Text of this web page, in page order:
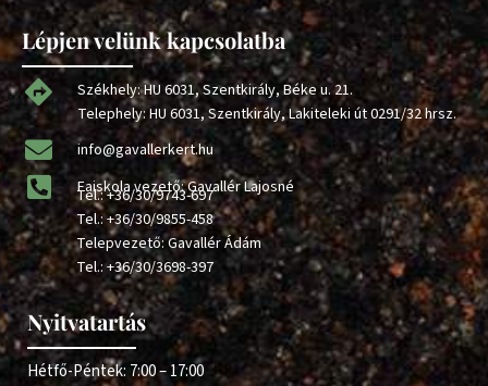
Lépjen velünk kapcsolatba
Székhely: HU 6031, Szentkirály, Béke u. 21.
Telephely: HU 6031, Szentkirály, Lakiteleki út 0291/32 hrsz.
info@gavallerkert.hu
Faiskola vezető: Gavallér Lajosné
Tel.:+36/30/9743-697
Tel.:+36/30/9855-458
Telepvezető: Gavallér Ádám
Tel.:+36/30/3698-397
Nyitvatartás
Hétfő-Péntek: 7:00 – 17:00